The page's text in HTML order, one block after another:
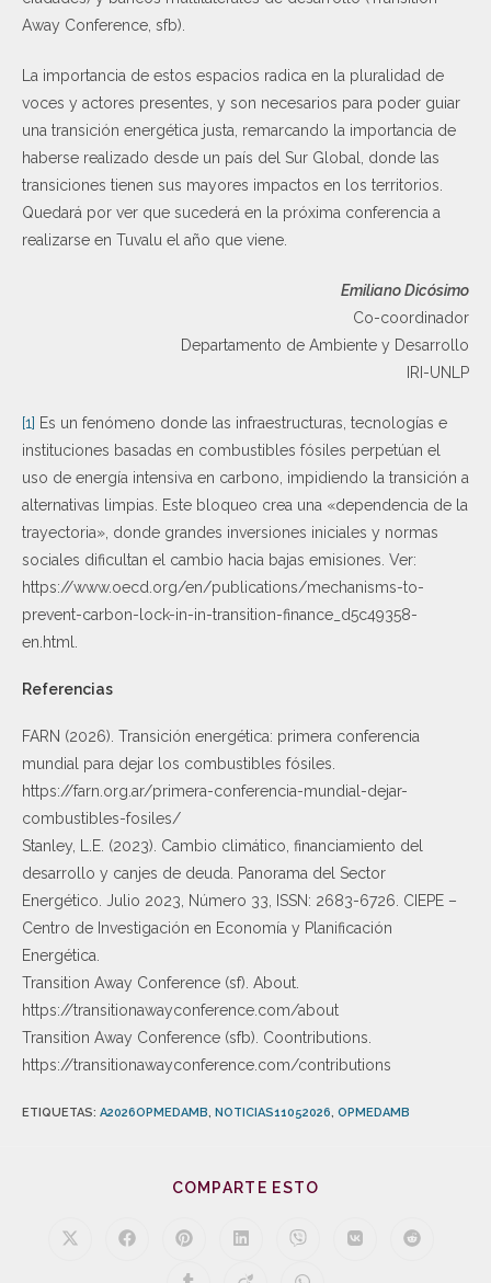
Away Conference, sfb).
La importancia de estos espacios radica en la pluralidad de
voces y actores presentes, y son necesarios para poder guiar
una transición energética justa, remarcando la importancia de
haberse realizado desde un país del Sur Global, donde las
transiciones tienen sus mayores impactos en los territorios.
Quedará por ver que sucederá en la próxima conferencia a
realizarse en Tuvalu el año que viene.
Emiliano Dicósimo
Co-coordinador
Departamento de Ambiente y Desarrollo
IRI-UNLP
[1] Es un fenómeno donde las infraestructuras, tecnologías e
instituciones basadas en combustibles fósiles perpetúan el
uso de energía intensiva en carbono, impidiendo la transición a
alternativas limpias. Este bloqueo crea una «dependencia de la
trayectoria», donde grandes inversiones iniciales y normas
sociales dificultan el cambio hacia bajas emisiones. Ver:
https://www.oecd.org/en/publications/mechanisms-to-
prevent-carbon-lock-in-in-transition-finance_d5c49358-
en.html.
Referencias
FARN (2026). Transición energética: primera conferencia
mundial para dejar los combustibles fósiles.
https://farn.org.ar/primera-conferencia-mundial-dejar-
combustibles-fosiles/
Stanley, L.E. (2023). Cambio climático, financiamiento del
desarrollo y canjes de deuda. Panorama del Sector
Energético. Julio 2023, Número 33, ISSN: 2683-6726. CIEPE –
Centro de Investigación en Economía y Planificación
Energética.
Transition Away Conference (sf). About.
https://transitionawayconference.com/about
Transition Away Conference (sfb). Coontributions.
https://transitionawayconference.com/contributions
ETIQUETAS: A2026OPMEDAMB, NOTICIAS11052026, OPMEDAMB
COMPARTE ESTO